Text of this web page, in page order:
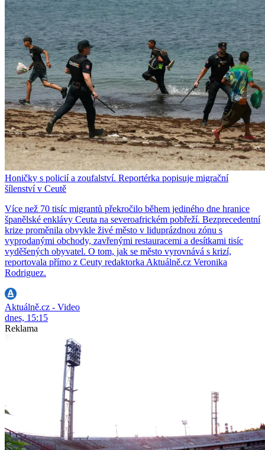
Honičky s policií a zoufalství. Reportérka popisuje migrační
šílenství v Ceutě
Více než 70 tisíc migrantů překročilo během jediného dne hranice
španělské enklávy Ceuta na severoafrickém pobřeží. Bezprecedentní
krize proměnila obvykle živé město v liduprázdnou zónu s
vyprodanými obchody, zavřenými restauracemi a desítkami tisíc
vyděšených obyvatel. O tom, jak se město vyrovnává s krizí,
reportovala přímo z Ceuty redaktorka Aktuálně.cz Veronika
Rodriguez.
Aktuálně.cz - Video
dnes, 15:15
Reklama